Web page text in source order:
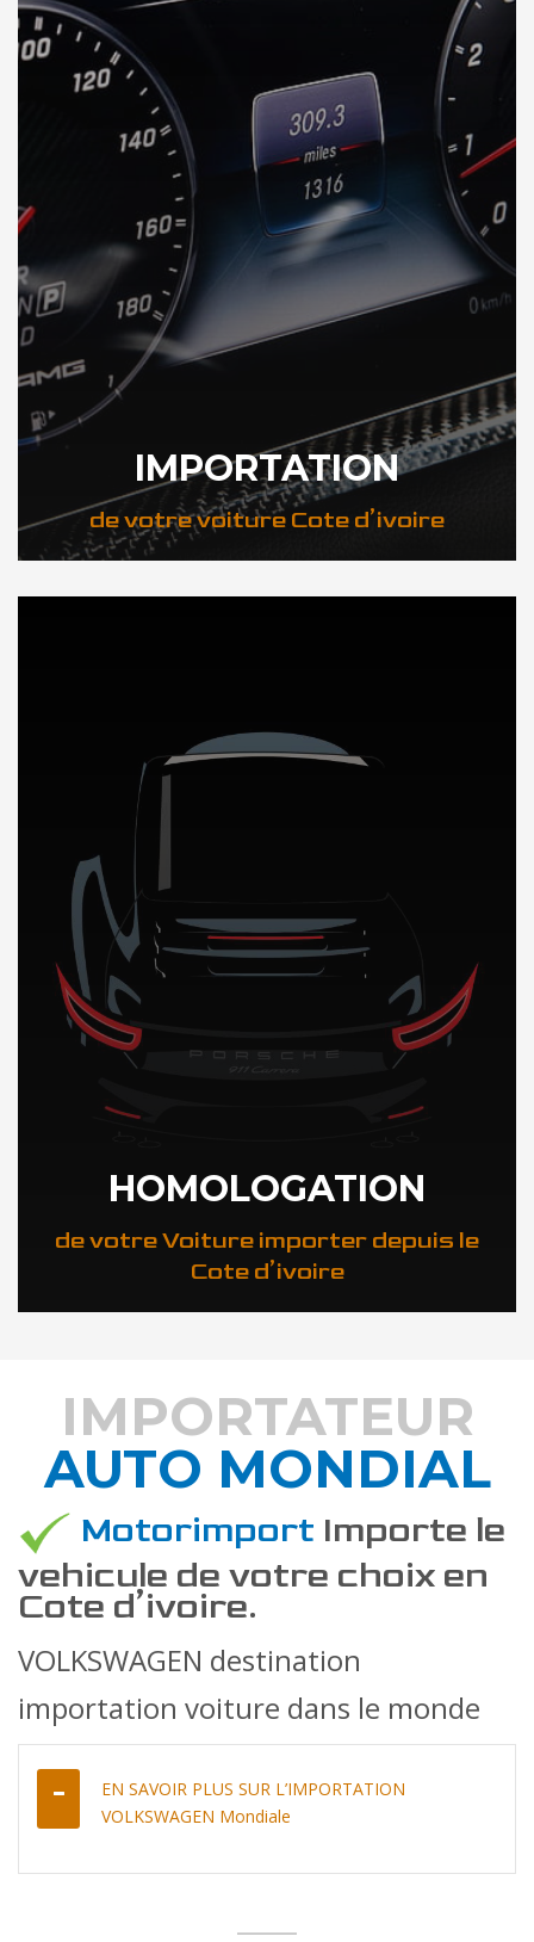
IMPORTATION
de votre voiture Cote d’ivoire
DÉCOUVREZ NOTRE IMPORTATION AUTO en Cote d’ivoire
HOMOLOGATION
de votre Voiture importer depuis le
Cote d’ivoire
DÉCOUVREZ COMMENT
IMPORTATEUR
AUTO MONDIAL
Motorimport Importe le
vehicule de votre choix en
Cote d’ivoire.
VOLKSWAGEN destination
importation voiture dans le monde
EN SAVOIR PLUS SUR L’IMPORTATION
VOLKSWAGEN Mondiale